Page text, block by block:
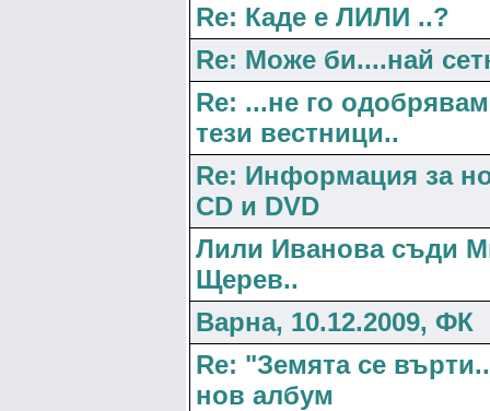
Re: Каде е ЛИЛИ ..?
Re: Може би....най
Re: ...не го
тези вестници..
Re: Информация за
CD и DVD
Лили Иванова съди
Щерев..
Варна, 10.12.2009, ФК
Re: "Земята се
нов албум